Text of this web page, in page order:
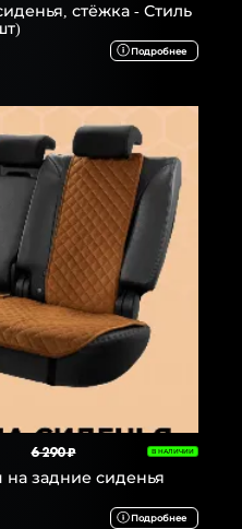
стёжка - Стиль
Подробнее
6 290 ₽ В НАЛИЧИИ
задние сиденья
Подробнее